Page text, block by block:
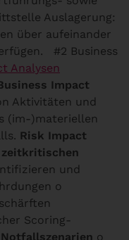
Auslagerung:
über aufeinander
#2 Business
Analysen
Impact
Aktivitäten und
(im-)materiellen
Risk Impact
und
o
Scoring-
o